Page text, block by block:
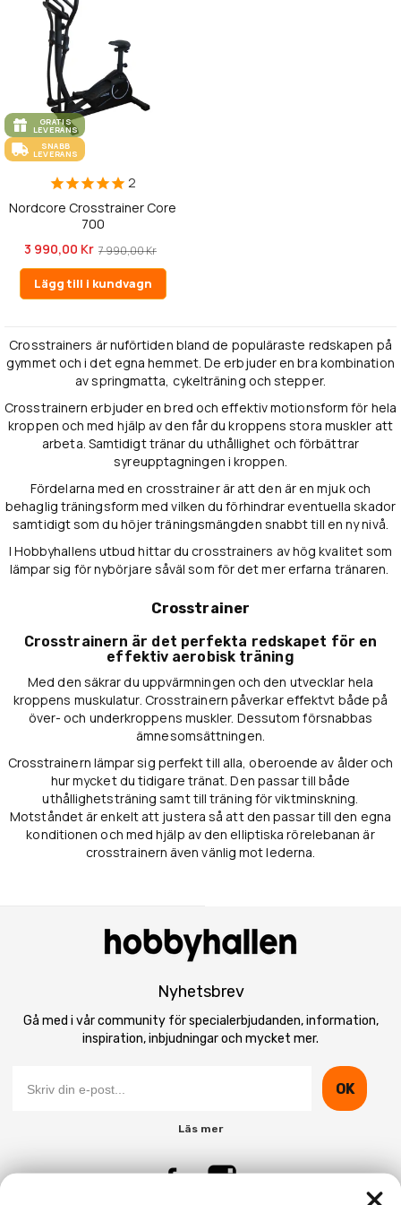
GRATIS
LEVERANS
SNABB
LEVERANS
2
Nordcore Crosstrainer Core
700
3 990,00 Kr 7 990,00 Kr
Lägg till i kundvagn
Crosstrainers är nuförtiden bland de populäraste redskapen på
gymmet och i det egna hemmet. De erbjuder en bra kombination
av springmatta, cykelträning och stepper.
Crosstrainern erbjuder en bred och effektiv motionsform för hela
kroppen och med hjälp av den får du kroppens stora muskler att
arbeta. Samtidigt tränar du uthållighet och förbättrar
syreupptagningen i kroppen.
Fördelarna med en crosstrainer är att den är en mjuk och
behaglig träningsform med vilken du förhindrar eventuella skador
samtidigt som du höjer träningsmängden snabbt till en ny nivå.
I Hobbyhallens utbud hittar du crosstrainers av hög kvalitet som
lämpar sig för nybörjare såväl som för det mer erfarna tränaren.
Crosstrainer
Crosstrainern är det perfekta redskapet för en
effektiv aerobisk träning
Med den säkrar du uppvärmningen och den utvecklar hela
kroppens muskulatur. Crosstrainern påverkar effektvt både på
över- och underkroppens muskler. Dessutom försnabbas
ämnesomsättningen.
Crosstrainern lämpar sig perfekt till alla, oberoende av ålder och
hur mycket du tidigare tränat. Den passar till både
uthållighetsträning samt till träning för viktminskning.
Motståndet är enkelt att justera så att den passar till den egna
konditionen och med hjälp av den elliptiska rörelebanan är
crosstrainern även vänlig mot lederna.
Nyhetsbrev
Gå med i vår community för specialerbjudanden, information,
inspiration, inbjudningar och mycket mer.
OK
Läs mer